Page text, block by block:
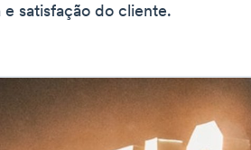
satisfação do cliente.